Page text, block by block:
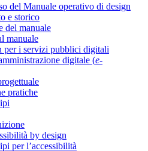
del Manuale operativo di design
e storico
del manuale
manuale
per i servizi pubblici digitali
digitale (e-
pratiche
by design
per l’accessibilità